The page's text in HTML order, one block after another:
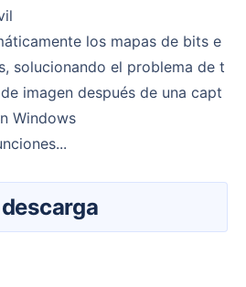
los mapas de bits e
solucionando el problema de t
imagen después de una capt
Windows
descarga